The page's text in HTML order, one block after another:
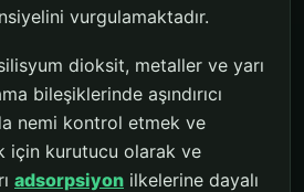
vurgulamaktadır.
dioksit, metaller ve yarı
bileşiklerinde aşındırıcı
nemi kontrol etmek ve
için kurutucu olarak ve
adsorpsiyon ilkelerine dayalı